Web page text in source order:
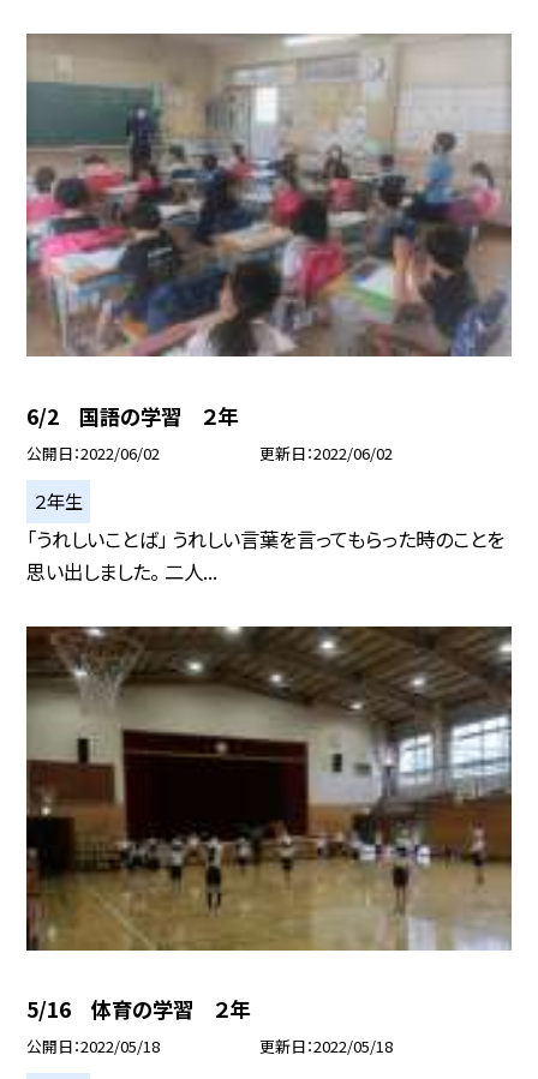
6/2 国語の学習 ２年
公開日 2022/06/02 更新日 2022/06/02
２年生
「うれしいことば」 うれしい言葉を言ってもらった時のことを
思い出しました。 二人...
5/16 体育の学習 ２年
公開日 2022/05/18 更新日 2022/05/18